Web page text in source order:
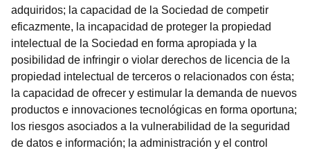
adquiridos; la capacidad de la Sociedad de competir
eficazmente, la incapacidad de proteger la propiedad
intelectual de la Sociedad en forma apropiada y la
posibilidad de infringir o violar derechos de licencia de la
propiedad intelectual de terceros o relacionados con ésta;
la capacidad de ofrecer y estimular la demanda de nuevos
productos e innovaciones tecnológicas en forma oportuna;
los riesgos asociados a la vulnerabilidad de la seguridad
de datos e información; la administración y el control